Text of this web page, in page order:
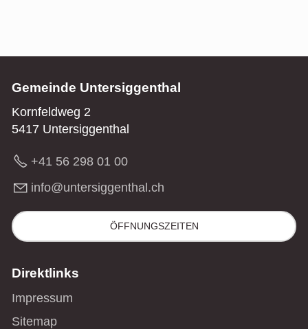
Gemeinde Untersiggenthal
Kornfeldweg 2
5417 Untersiggenthal
+41 56 298 01 00
nf
nt rs gg nth l ch
ÖFFNUNGSZEITEN
Direktlinks
Impressum
Sitemap